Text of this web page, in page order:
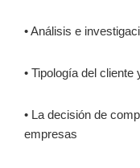
• Análisis e
• Tipología del
• La decisión de
empresas